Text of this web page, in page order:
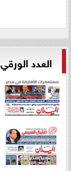
العدد الورقي